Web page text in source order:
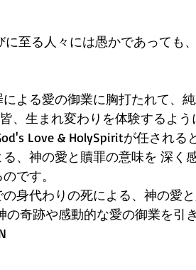
至る人々には愚かであっても
よる愛の御業に胸打たれて、
、生まれ変わりを体験するよ
Love & HolySpiritが任される
、神の愛と贖罪の意味を 深く
です。
身代わりの死による、神の愛
奇跡や感動的な愛の御業を引